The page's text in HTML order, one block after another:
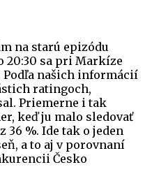
na starú epizódu
20:30 sa pri Markíze
Podľa našich informácií
ratingoch,
Priemerne i tak
keď ju malo sledovať
36 %. Ide tak o jeden
a to aj v porovnaní
Česko